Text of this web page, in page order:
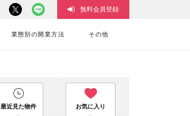
業態別の開業方法 その他
無料会員登録
最近見た物件
お気に入り